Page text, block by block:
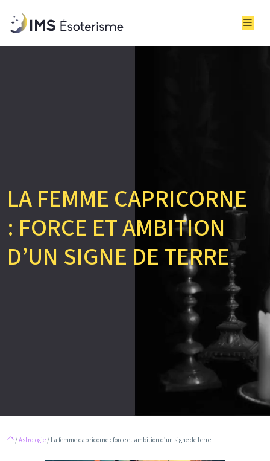
LA FEMME CAPRICORNE
: FORCE ET AMBITION
D’UN SIGNE DE TERRE
/Astrologie/ La femme capricorne : force et ambition d’un signe de terre